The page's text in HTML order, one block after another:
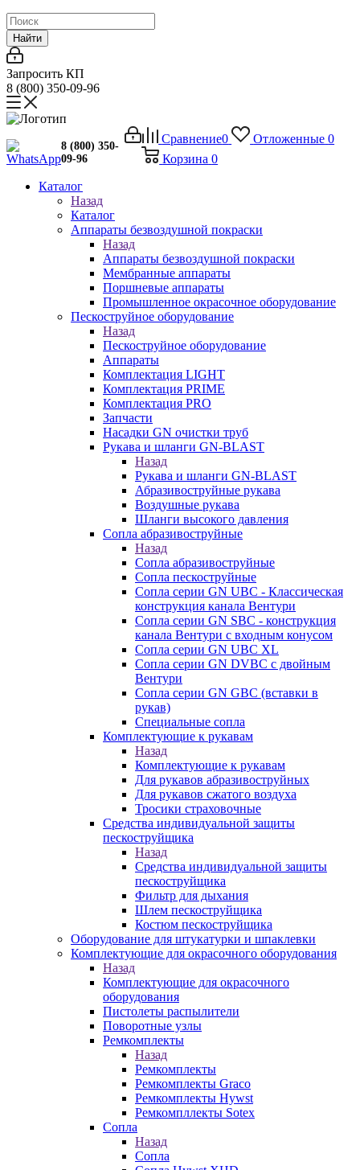
Найти
Запросить КП
8 (800) 350-09-96
Сравнение0 Отложенные 0
Корзина 0
8 (800) 350-
09-96
Каталог
Назад
Каталог
Аппараты безвоздушной покраски
Назад
Аппараты безвоздушной покраски
Мембранные аппараты
Поршневые аппараты
Промышленное окрасочное оборудование
Пескоструйное оборудование
Назад
Пескоструйное оборудование
Аппараты
Комплектация LIGHT
Комплектация PRIME
Комплектация PRO
Запчасти
Насадки GN очистки труб
Рукава и шланги GN-BLAST
Назад
Рукава и шланги GN-BLAST
Абразивоструйные рукава
Воздушные рукава
Шланги высокого давления
Сопла абразивоструйные
Назад
Сопла абразивоструйные
Сопла пескоструйные
Сопла серии GN UBC - Классическая
конструкция канала Вентури
Сопла серии GN SBC - конструкция
канала Вентури c входным конусом
Сопла серии GN UBC XL
Сопла серии GN DVBC с двойным
Вентури
Сопла серии GN GBC (вставки в
рукав)
Специальные сопла
Комплектующие к рукавам
Назад
Комплектующие к рукавам
Для рукавов абразивоструйных
Для рукавов сжатого воздуха
Тросики страховочные
Средства индивидуальной защиты
пескоструйщика
Назад
Средства индивидуальной защиты
пескоструйщика
Фильтр для дыхания
Шлем пескоструйщика
Костюм пескоструйщика
Оборудование для штукатурки и шпаклевки
Комплектующие для окрасочного оборудования
Назад
Комплектующие для окрасочного
оборудования
Пистолеты распылители
Поворотные узлы
Ремкомплекты
Назад
Ремкомплекты
Ремкомплекты Graco
Ремкомплекты Hywst
Ремкомпллекты Sotex
Сопла
Назад
Сопла